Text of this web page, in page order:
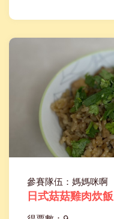
參賽隊伍：媽媽咪啊
日式菇菇雞肉炊飯